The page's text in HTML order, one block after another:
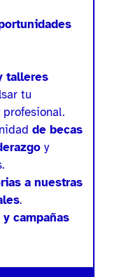
talleres
tu
de becas
y
a nuestras
.
campañas